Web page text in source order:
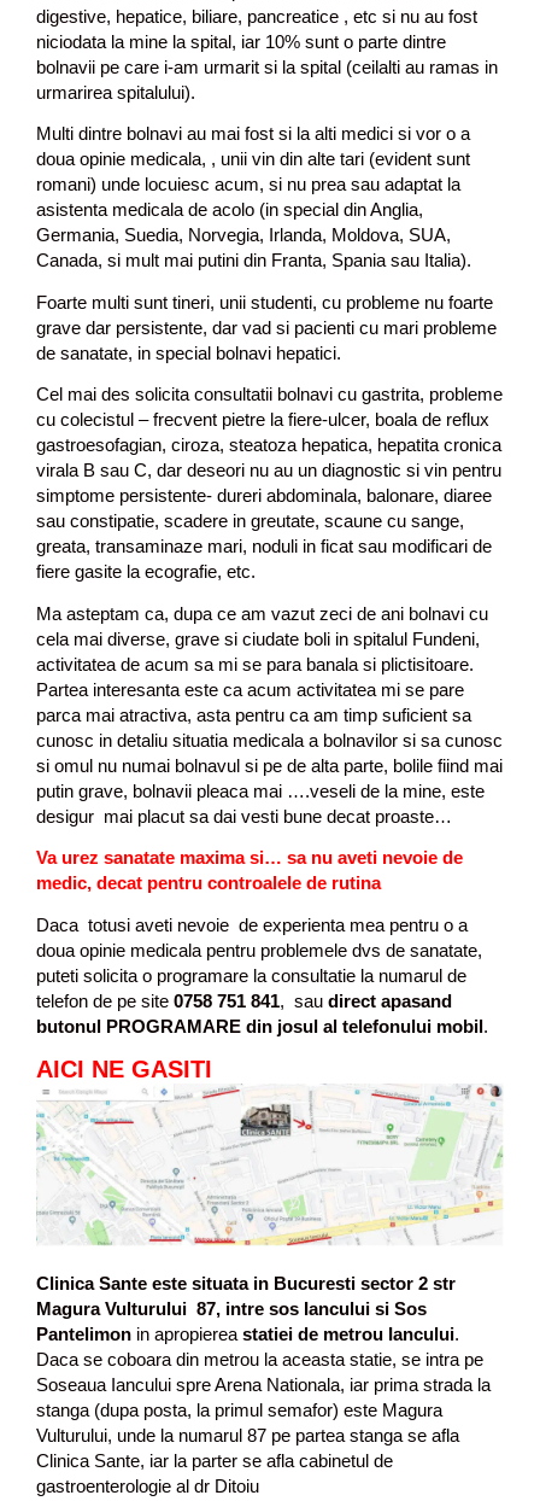
digestive, hepatice, biliare, pancreatice , etc si nu au fost
niciodata la mine la spital, iar 10% sunt o parte dintre
bolnavii pe care i-am urmarit si la spital (ceilalti au ramas in
urmarirea spitalului).
Multi dintre bolnavi au mai fost si la alti medici si vor o a
doua opinie medicala, , unii vin din alte tari (evident sunt
romani) unde locuiesc acum, si nu prea sau adaptat la
asistenta medicala de acolo (in special din Anglia,
Germania, Suedia, Norvegia, Irlanda, Moldova, SUA,
Canada, si mult mai putini din Franta, Spania sau Italia).
Foarte multi sunt tineri, unii studenti, cu probleme nu foarte
grave dar persistente, dar vad si pacienti cu mari probleme
de sanatate, in special bolnavi hepatici.
Cel mai des solicita consultatii bolnavi cu gastrita, probleme
cu colecistul – frecvent pietre la fiere-ulcer, boala de reflux
gastroesofagian, ciroza, steatoza hepatica, hepatita cronica
virala B sau C, dar deseori nu au un diagnostic si vin pentru
simptome persistente- dureri abdominala, balonare, diaree
sau constipatie, scadere in greutate, scaune cu sange,
greata, transaminaze mari, noduli in ficat sau modificari de
fiere gasite la ecografie, etc.
Ma asteptam ca, dupa ce am vazut zeci de ani bolnavi cu
cela mai diverse, grave si ciudate boli in spitalul Fundeni,
activitatea de acum sa mi se para banala si plictisitoare.
Partea interesanta este ca acum activitatea mi se pare
parca mai atractiva, asta pentru ca am timp suficient sa
cunosc in detaliu situatia medicala a bolnavilor si sa cunosc
si omul nu numai bolnavul si pe de alta parte, bolile fiind mai
putin grave, bolnavii pleaca mai ….veseli de la mine, este
desigur mai placut sa dai vesti bune decat proaste…
Va urez sanatate maxima si… sa nu aveti nevoie de
medic, decat pentru controalele de rutina
Daca totusi aveti nevoie de experienta mea pentru o a
doua opinie medicala pentru problemele dvs de sanatate,
puteti solicita o programare la consultatie la numarul de
telefon de pe site 0758 751 841, sau direct apasand
butonul PROGRAMARE din josul al telefonului mobil.
AICI NE GASITI
Clinica Sante este situata in Bucuresti sector 2 str
Magura Vulturului 87, intre sos Iancului si Sos
Pantelimon in apropierea statiei de metrou Iancului.
Daca se coboara din metrou la aceasta statie, se intra pe
Soseaua Iancului spre Arena Nationala, iar prima strada la
stanga (dupa posta, la primul semafor) este Magura
Vulturului, unde la numarul 87 pe partea stanga se afla
Clinica Sante, iar la parter se afla cabinetul de
gastroenterologie al dr Ditoiu